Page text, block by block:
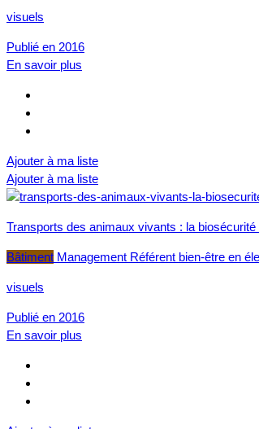
visuels
Publié en 2016
En savoir plus
Ajouter à ma liste
Ajouter à ma liste
Transports des animaux vivants : la
Bâtiment Management Référent bien-être en
visuels
Publié en 2016
En savoir plus